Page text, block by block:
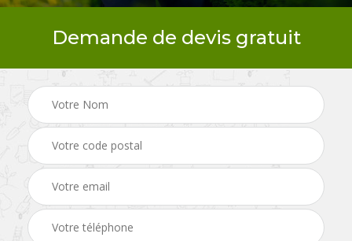
Demande de devis gratuit